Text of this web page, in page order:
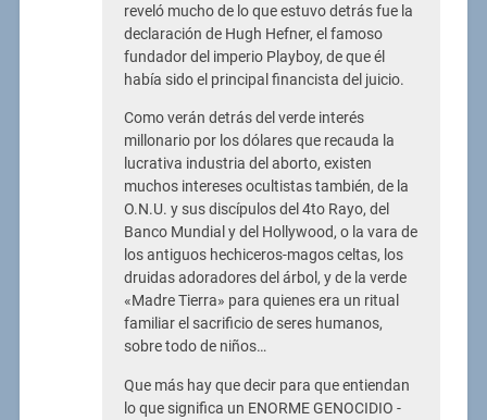
reveló mucho de lo que estuvo detrás fue la
declaración de Hugh Hefner, el famoso
fundador del imperio Playboy, de que él
había sido el principal financista del juicio.
Como verán detrás del verde interés
millonario por los dólares que recauda la
lucrativa industria del aborto, existen
muchos intereses ocultistas también, de la
O.N.U. y sus discípulos del 4to Rayo, del
Banco Mundial y del Hollywood, o la vara de
los antiguos hechiceros-magos celtas, los
druidas adoradores del árbol, y de la verde
«Madre Tierra» para quienes era un ritual
familiar el sacrificio de seres humanos,
sobre todo de niños…
Que más hay que decir para que entiendan
lo que significa un ENORME GENOCIDIO -